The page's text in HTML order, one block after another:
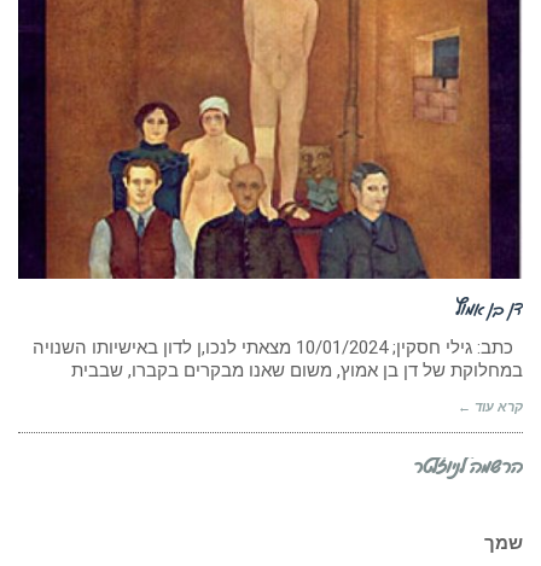
דן בן אמוץ
כתב: גילי חסקין; ‏10/01/2024 מצאתי לנכו,ן לדון באישיותו השנויה
במחלוקת של דן בן אמוץ, משום שאנו מבקרים בקברו, שבבית
קרא עוד ←
הרשמה לניוזלטר
שמך